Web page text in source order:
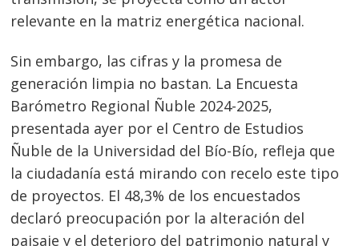
relevante en la matriz energética nacional.
Sin embargo, las cifras y la promesa de
generación limpia no bastan. La Encuesta
Barómetro Regional Ñuble 2024-2025,
presentada ayer por el Centro de Estudios
Ñuble de la Universidad del Bío-Bío, refleja que
la ciudadanía está mirando con recelo este tipo
de proyectos. El 48,3% de los encuestados
declaró preocupación por la alteración del
paisaje y el deterioro del patrimonio natural y